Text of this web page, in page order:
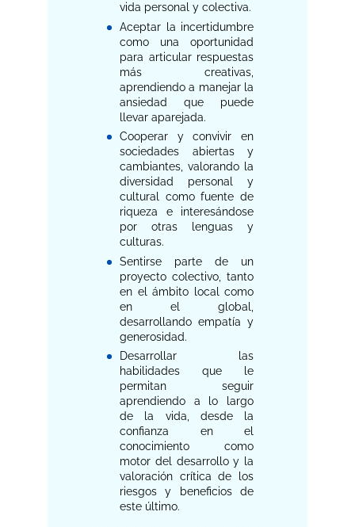
vida personal y colectiva.
Aceptar la incertidumbre
como una oportunidad
para articular respuestas
más creativas,
aprendiendo a manejar la
ansiedad que puede
llevar aparejada.
Cooperar y convivir en
sociedades abiertas y
cambiantes, valorando la
diversidad personal y
cultural como fuente de
riqueza e interesándose
por otras lenguas y
culturas.
Sentirse parte de un
proyecto colectivo, tanto
en el ámbito local como
en el global,
desarrollando empatía y
generosidad.
Desarrollar las
habilidades que le
permitan seguir
aprendiendo a lo largo
de la vida, desde la
confianza en el
conocimiento como
motor del desarrollo y la
valoración crítica de los
riesgos y beneficios de
este último.